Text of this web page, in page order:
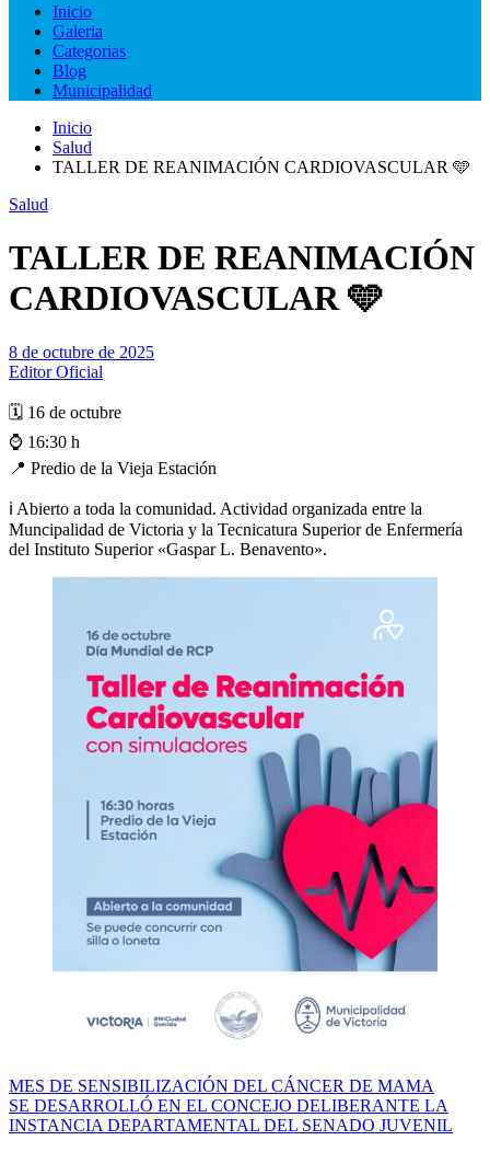
Inicio
Galeria
Categorias
Blog
Municipalidad
Inicio
Salud
TALLER DE REANIMACIÓN CARDIOVASCULAR 🩵
Salud
TALLER DE REANIMACIÓN
CARDIOVASCULAR 🩵
8 de octubre de 2025
Editor Oficial
🗓️ 16 de octubre
⌚ 16:30 h
📍 Predio de la Vieja Estación
ℹ️ Abierto a toda la comunidad. Actividad organizada entre la
Muncipalidad de Victoria y la Tecnicatura Superior de Enfermería
del Instituto Superior «Gaspar L. Benavento».
Navegación
de
MES DE SENSIBILIZACIÓN DEL CÁNCER DE MAMA
SE DESARROLLÓ EN EL CONCEJO DELIBERANTE LA
INSTANCIA DEPARTAMENTAL DEL SENADO JUVENIL